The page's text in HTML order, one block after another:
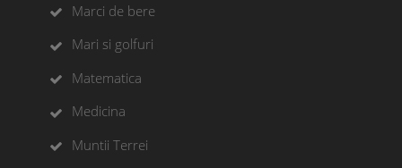
Marci de bere
Mari si golfuri
Matematica
Medicina
Muntii Terrei